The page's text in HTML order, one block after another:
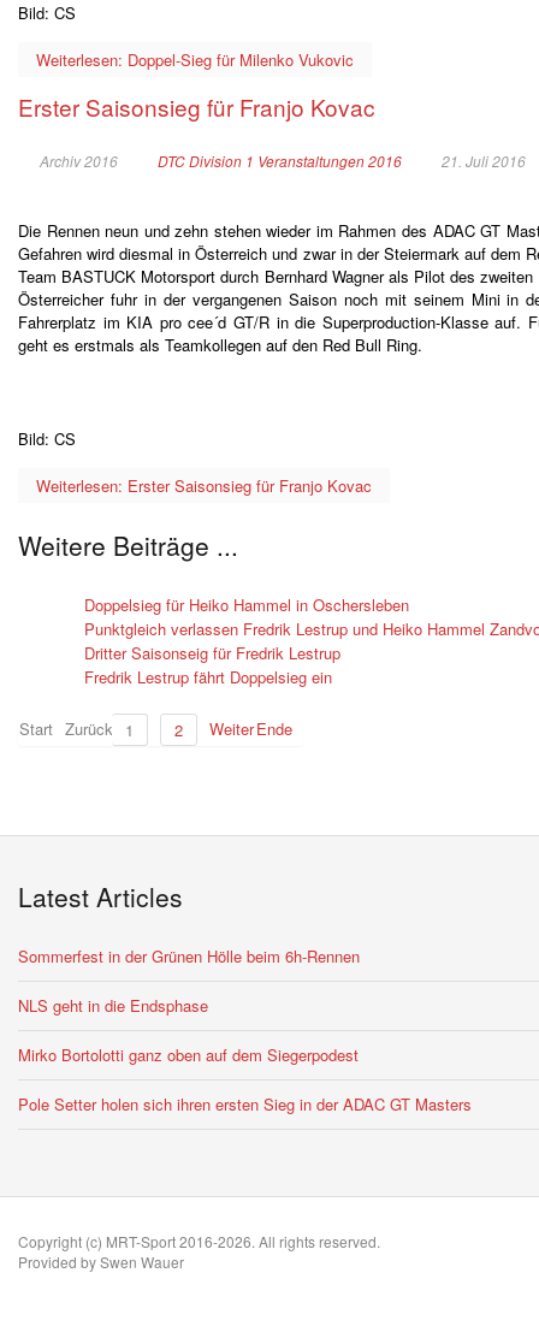
Bild: CS
Weiterlesen: Doppel-Sieg für Milenko Vukovic
Erster Saisonsieg für Franjo Kovac
Archiv 2016 DTC Division 1 Veranstaltungen 2016 21. Juli 2016
Die Rennen neun und zehn stehen wieder im Rahmen des ADAC GT
Gefahren wird diesmal in Österreich und zwar in der Steiermark auf dem
Team BASTUCK Motorsport durch Bernhard Wagner als Pilot des
Österreicher fuhr in der vergangenen Saison noch mit seinem Mini in
Fahrerplatz im KIA pro cee´d GT/R in die Superproduction-Klasse auf.
geht es erstmals als Teamkollegen auf den Red Bull Ring.
Bild: CS
Weiterlesen: Erster Saisonsieg für Franjo Kovac
Weitere Beiträge ...
Doppelsieg für Heiko Hammel in Oschersleben
Punktgleich verlassen Fredrik Lestrup und Heiko Hammel
Dritter Saisonseig für Fredrik Lestrup
Fredrik Lestrup fährt Doppelsieg ein
Start Zurück 1 2 WeiterEnde
Latest Articles
Sommerfest in der Grünen Hölle beim 6h-Rennen
NLS geht in die Endsphase
Mirko Bortolotti ganz oben auf dem Siegerpodest
Pole Setter holen sich ihren ersten Sieg in der ADAC GT Masters
Copyright (c) MRT-Sport 2016-2026. All rights reserved.
Provided by Swen Wauer